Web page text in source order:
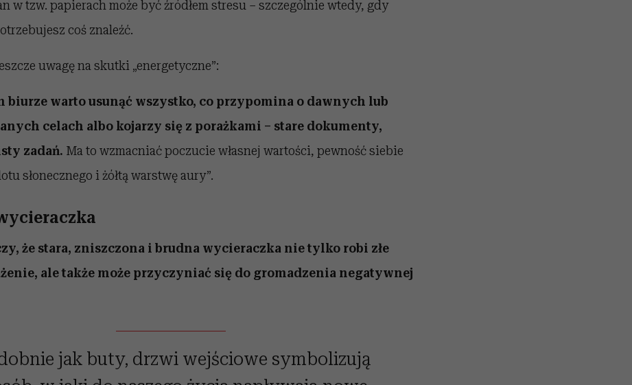
w tzw. papierach może być źródłem stresu – szczególnie wtedy, gdy
coś znaleźć.
uwagę na skutki „energetyczne”:
biurze warto usunąć wszystko, co przypomina o dawnych lub
celach albo kojarzy się z porażkami – stare dokumenty,
zadań. Ma to wzmacniać poczucie własnej wartości, pewność siebie
słonecznego i żółtą warstwę aury”.
że stara, zniszczona i brudna wycieraczka nie tylko robi złe
ale także może przyczyniać się do gromadzenia negatywnej
jak buty, drzwi wejściowe symbolizują